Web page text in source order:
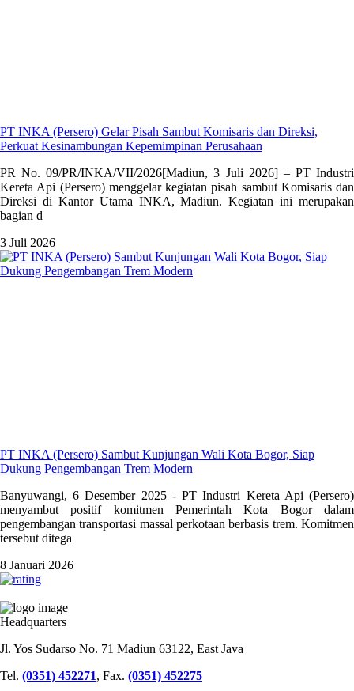
PT INKA (Persero) Gelar Pisah Sambut Komisaris dan Direksi,
Perkuat Kesinambungan Kepemimpinan Perusahaan
PR No. 09/PR/INKA/VII/2026[Madiun, 3 Juli 2026] – PT Industri
Kereta Api (Persero) menggelar kegiatan pisah sambut Komisaris dan
Direksi di Kantor Utama INKA, Madiun. Kegiatan ini merupakan
bagian d
3 Juli 2026
PT INKA (Persero) Sambut Kunjungan Wali Kota Bogor, Siap
Dukung Pengembangan Trem Modern
Banyuwangi, 6 Desember 2025 - PT Industri Kereta Api (Persero)
menyambut positif komitmen Pemerintah Kota Bogor dalam
pengembangan transportasi massal perkotaan berbasis trem. Komitmen
tersebut ditega
8 Januari 2026
Headquarters
Jl. Yos Sudarso No. 71 Madiun 63122, East Java
Tel. (0351) 452271, Fax. (0351) 452275